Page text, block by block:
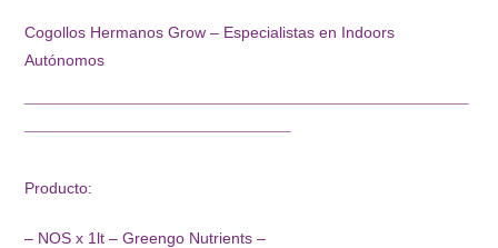
Cogollos Hermanos Grow – Especialistas en Indoors
Autónomos
¯¯¯¯¯¯¯¯¯¯¯¯¯¯¯¯¯¯¯¯¯¯¯¯¯¯¯¯¯¯¯¯¯¯¯¯¯¯¯¯¯¯¯¯¯¯¯¯¯¯
¯¯¯¯¯¯¯¯¯¯¯¯¯¯¯¯¯¯¯¯¯¯¯¯¯¯¯¯¯¯
Producto:
– NOS x 1lt – Greengo Nutrients –